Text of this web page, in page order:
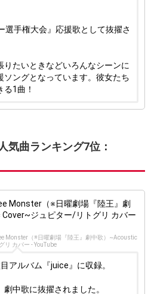
選手権大会』応援歌として抜擢さ
たいときなどいろんなシーンに
ソングとなっています。彼女たち
1曲！
曲ランキング7位：
Monster（※日曜劇場『陸王』劇
ジュピター/リトグリ カバー
Monster（※日曜劇場『陸王』劇中歌）~Acoustic
リ カバー - YouTube
アルバム『juice』に収録。
中歌に抜擢されました。